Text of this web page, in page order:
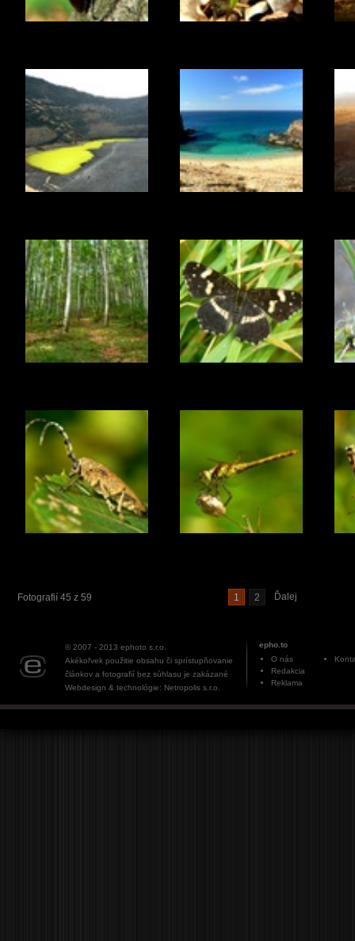
Fotografií 45 z 59 1 2 Ďalej
© 2007 - 2013 ephoto s.r.o.
Akékoľvek použitie obsahu či sprístupňovanie
článkov a fotografií bez súhlasu je zakázané
Webdesign & technológie: Netropolis s.r.o.
epho.to
O nás
Redakcia
Reklama